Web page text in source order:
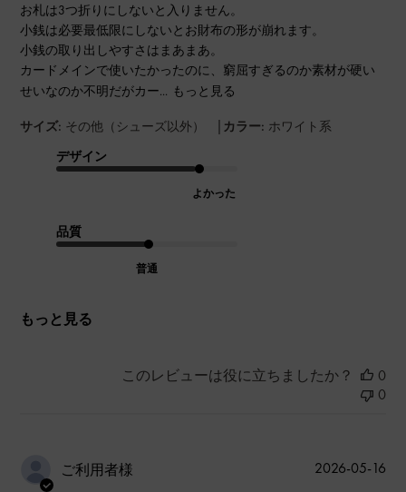
お札は3つ折りにしないと入りません。
小銭は必要最低限にしないとお財布の形が崩れます。
小銭の取り出しやすさはまあまあ。
カードメインで使いたかったのに、窮屈すぎるのか素材が硬い
せいなのか不明だがカー... もっと見る
サイズ: その他（シューズ以外） | カラー: ホワイト系
デザイン
よかった
品質
普通
もっと見る
このレビューは役に立ちましたか？
0
0
ご利用者様
公
2026-05-16